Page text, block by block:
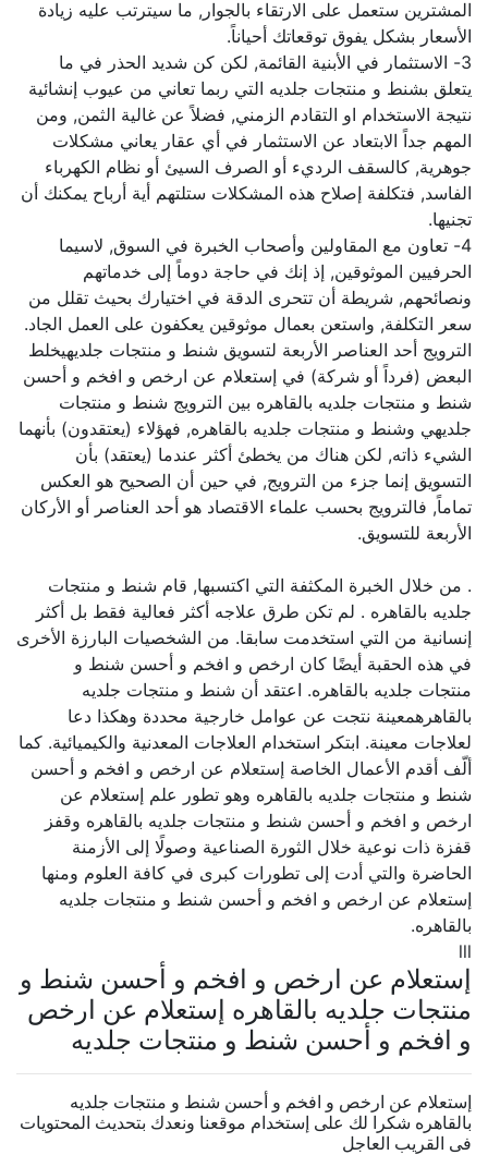
المشترين ستعمل على الارتقاء بالجوار, ما سيترتب عليه زيادة
الأسعار بشكل يفوق توقعاتك أحياناً.
3- الاستثمار في الأبنية القائمة, لكن كن شديد الحذر في ما
يتعلق بشنط و منتجات جلديه التي ربما تعاني من عيوب إنشائية
نتيجة الاستخدام او التقادم الزمني, فضلاً عن غالية الثمن, ومن
المهم جداً الابتعاد عن الاستثمار في أي عقار يعاني مشكلات
جوهرية, كالسقف الرديء أو الصرف السيئ أو نظام الكهرباء
الفاسد, فتكلفة إصلاح هذه المشكلات ستلتهم أية أرباح يمكنك أن
تجنيها.
4- تعاون مع المقاولين وأصحاب الخبرة في السوق, لاسيما
الحرفيين الموثوقين, إذ إنك في حاجة دوماً إلى خدماتهم
ونصائحهم, شريطة أن تتحرى الدقة في اختيارك بحيث تقلل من
سعر التكلفة, واستعن بعمال موثوقين يعكفون على العمل الجاد.
الترويج أحد العناصر الأربعة لتسويق شنط و منتجات جلديهيخلط
البعض (فرداً أو شركة) في إستعلام عن ارخص و افخم و أحسن
شنط و منتجات جلديه بالقاهره بين الترويج شنط و منتجات
جلديهي وشنط و منتجات جلديه بالقاهره, فهؤلاء (يعتقدون) بأنهما
الشيء ذاته, لكن هناك من يخطئ أكثر عندما (يعتقد) بأن
التسويق إنما جزء من الترويج, في حين أن الصحيح هو العكس
تماماً, فالترويج بحسب علماء الاقتصاد هو أحد العناصر أو الأركان
الأربعة للتسويق.
. من خلال الخبرة المكثفة التي اكتسبها, قام شنط و منتجات
جلديه بالقاهره . لم تكن طرق علاجه أكثر فعالية فقط بل أكثر
إنسانية من التي استخدمت سابقا. من الشخصيات البارزة الأخرى
في هذه الحقبة أيضًا كان ارخص و افخم و أحسن شنط و
منتجات جلديه بالقاهره. اعتقد أن شنط و منتجات جلديه
بالقاهرهمعينة نتجت عن عوامل خارجية محددة وهكذا دعا
لعلاجات معينة. ابتكر استخدام العلاجات المعدنية والكيميائية. كما
ألّف أقدم الأعمال الخاصة إستعلام عن ارخص و افخم و أحسن
شنط و منتجات جلديه بالقاهره وهو تطور علم إستعلام عن
ارخص و افخم و أحسن شنط و منتجات جلديه بالقاهره وقفز
قفزة ذات نوعية خلال الثورة الصناعية وصولًا إلى الأزمنة
الحاضرة والتي أدت إلى تطورات كبرى في كافة العلوم ومنها
إستعلام عن ارخص و افخم و أحسن شنط و منتجات جلديه
بالقاهره.
إستعلام عن ارخص و افخم و أحسن شنط و
منتجات جلديه بالقاهره إستعلام عن ارخص
و افخم و أحسن شنط و منتجات جلديه
إستعلام عن ارخص و افخم و أحسن شنط و منتجات جلديه
بالقاهره شكرا لك على إستخدام موقعنا ونعدك بتحديث المحتويات
فى القريب العاجل